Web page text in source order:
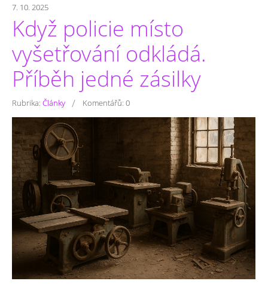
7. 10. 2025
Když policie místo
vyšetřování odkládá.
Příběh jedné zásilky
Rubrika: Články / Komentářů: 0